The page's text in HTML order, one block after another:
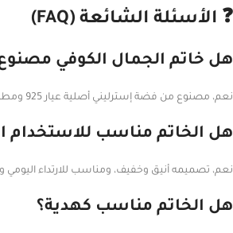
❓ الأسئلة الشائعة (FAQ)
هل خاتم الجمال الكوفي
نعم، مصنوع من فضة إسترليني أصلية عيار 925 ومطابق لمعايير الجودة العالية.
هل الخاتم مناسب للاستخدام
نعم، تصميمه أنيق وخفيف، ومناسب للارتداء اليومي
هل الخاتم مناسب كهدية؟